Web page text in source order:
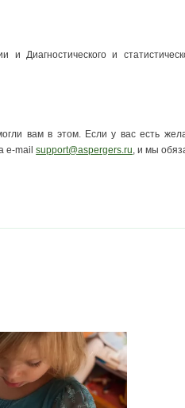
Диагностического и
вам в этом. Если у вас есть
e-mailsupport@aspergers.ru , и мы